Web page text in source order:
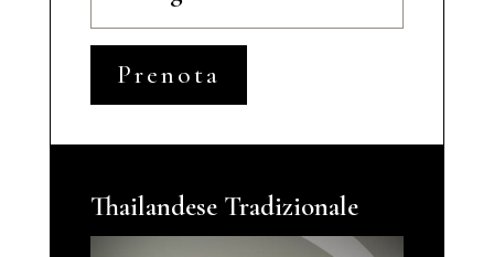
Prenota
Thailandese Tradizionale